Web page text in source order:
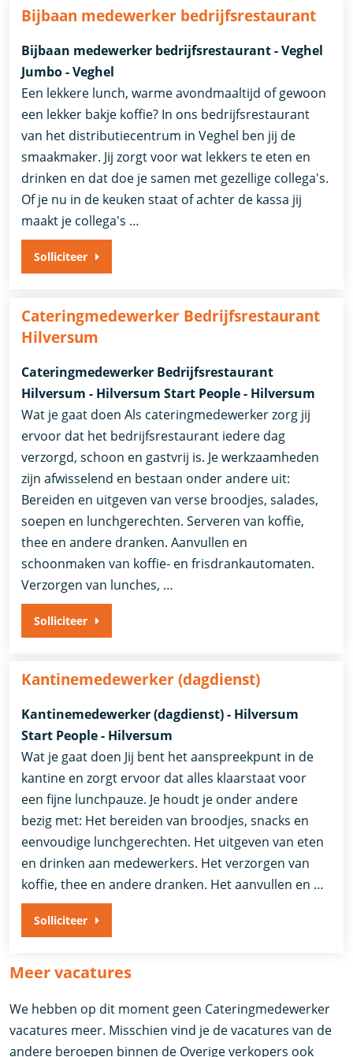
Bijbaan medewerker bedrijfsrestaurant
Bijbaan medewerker bedrijfsrestaurant - Veghel
Jumbo - Veghel
Een lekkere lunch, warme avondmaaltijd of gewoon
een lekker bakje koffie? In ons bedrijfsrestaurant
van het distributiecentrum in Veghel ben jij de
smaakmaker. Jij zorgt voor wat lekkers te eten en
drinken en dat doe je samen met gezellige collega's.
Of je nu in de keuken staat of achter de kassa jij
maakt je collega's …
Solliciteer
Cateringmedewerker Bedrijfsrestaurant
Hilversum
Cateringmedewerker Bedrijfsrestaurant
Hilversum - Hilversum Start People - Hilversum
Wat je gaat doen Als cateringmedewerker zorg jij
ervoor dat het bedrijfsrestaurant iedere dag
verzorgd, schoon en gastvrij is. Je werkzaamheden
zijn afwisselend en bestaan onder andere uit:
Bereiden en uitgeven van verse broodjes, salades,
soepen en lunchgerechten. Serveren van koffie,
thee en andere dranken. Aanvullen en
schoonmaken van koffie- en frisdrankautomaten.
Verzorgen van lunches, …
Solliciteer
Kantinemedewerker (dagdienst)
Kantinemedewerker (dagdienst) - Hilversum
Start People - Hilversum
Wat je gaat doen Jij bent het aanspreekpunt in de
kantine en zorgt ervoor dat alles klaarstaat voor
een fijne lunchpauze. Je houdt je onder andere
bezig met: Het bereiden van broodjes, snacks en
eenvoudige lunchgerechten. Het uitgeven van eten
en drinken aan medewerkers. Het verzorgen van
koffie, thee en andere dranken. Het aanvullen en …
Solliciteer
Meer vacatures
We hebben op dit moment geen Cateringmedewerker
vacatures meer. Misschien vind je de vacatures van de
andere beroepen binnen de Overige verkopers ook